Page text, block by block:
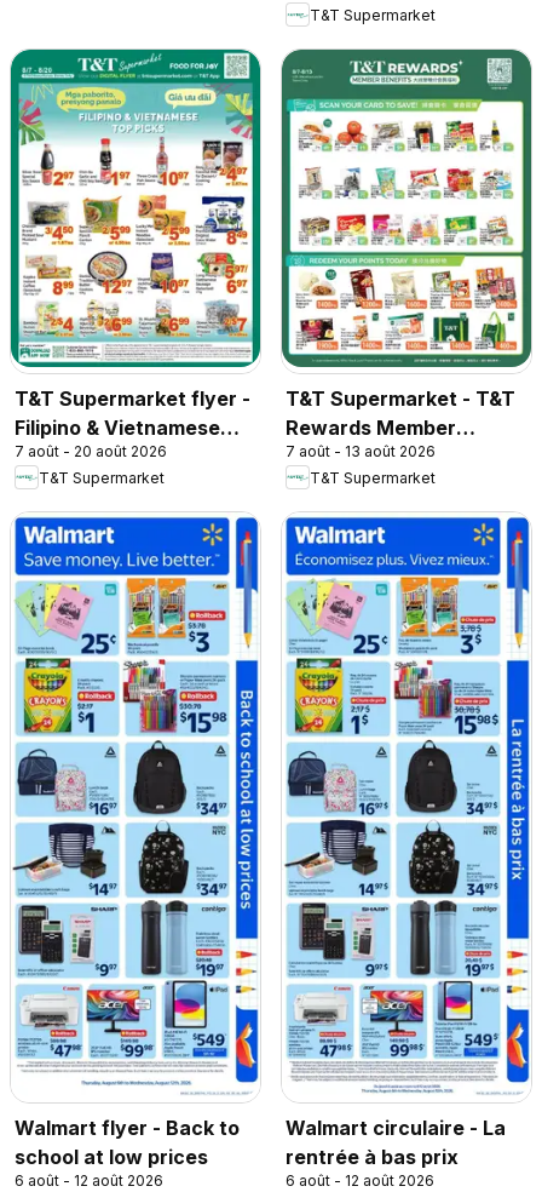
T&T Supermarket
T&T Supermarket flyer -
Filipino & Vietnamese
Top Picks
7 août - 20 août 2026
T&T Supermarket
T&T Supermarket - T&T
Rewards Member
Benefit In-store flyer
7 août - 13 août 2026
T&T Supermarket
Walmart flyer - Back to
school at low prices
6 août - 12 août 2026
Walmart circulaire - La
rentrée à bas prix
6 août - 12 août 2026